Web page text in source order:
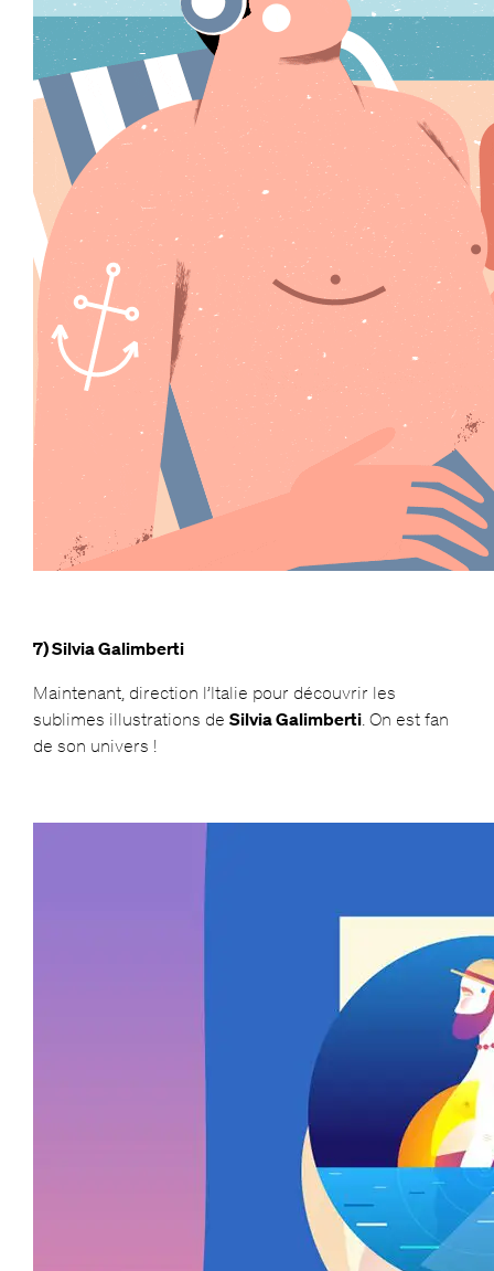
7) Silvia Galimberti
Maintenant, direction l’Italie pour découvrir les
sublimes illustrations de Silvia Galimberti. On est fan
de son univers !